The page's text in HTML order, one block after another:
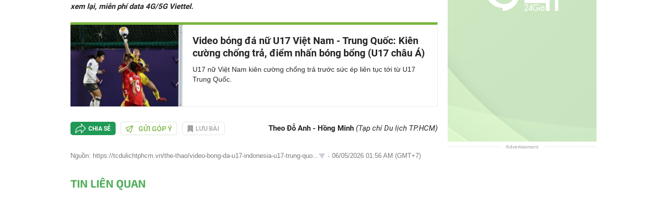
xem lại, miễn phí data 4G/5G Viettel.
Video bóng đá nữ U17 Việt Nam - Trung Quốc: Kiên
cường chống trả, điểm nhấn bóng bổng (U17 châu Á)
U17 nữ Việt Nam kiên cường chống trả trước sức ép liên tục tới từ U17
Trung Quốc.
CHIA SẺ GỬI GÓP Ý LƯU BÀI Theo Đỗ Anh - Hồng Minh (Tạp chí Du lịch TP.HCM)
Nguồn: https://tcdulichtphcm.vn/the-thao/video-bong-da-u17-indonesia-u17-trung-quo... - 06/05/2026 01:56 AM (GMT+7)
TIN LIÊN QUAN
Advertisement